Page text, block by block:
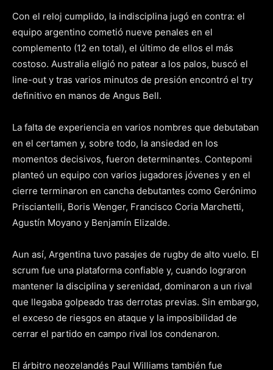
Con el reloj cumplido, la indisciplina jugó en contra: el
equipo argentino cometió nueve penales en el
complemento (12 en total), el último de ellos el más
costoso. Australia eligió no patear a los palos, buscó el
line-out y tras varios minutos de presión encontró el try
definitivo en manos de Angus Bell.
La falta de experiencia en varios nombres que debutaban
en el certamen y, sobre todo, la ansiedad en los
momentos decisivos, fueron determinantes. Contepomi
planteó un equipo con varios jugadores jóvenes y en el
cierre terminaron en cancha debutantes como Gerónimo
Prisciantelli, Boris Wenger, Francisco Coria Marchetti,
Agustín Moyano y Benjamín Elizalde.
Aun así, Argentina tuvo pasajes de rugby de alto vuelo. El
scrum fue una plataforma confiable y, cuando lograron
mantener la disciplina y serenidad, dominaron a un rival
que llegaba golpeado tras derrotas previas. Sin embargo,
el exceso de riesgos en ataque y la imposibilidad de
cerrar el partido en campo rival los condenaron.
El árbitro neozelandés Paul Williams también fue